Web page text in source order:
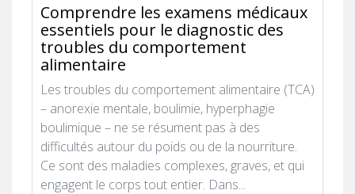
Comprendre les examens médicaux
essentiels pour le diagnostic des
troubles du comportement
alimentaire
Les troubles du comportement alimentaire (TCA)
– anorexie mentale, boulimie, hyperphagie
boulimique – ne se résument pas à des
difficultés autour du poids ou de la nourriture.
Ce sont des maladies complexes, graves, et qui
engagent le corps tout entier. Dans...